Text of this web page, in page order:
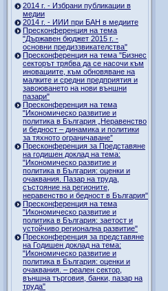
2014 г. - Избрани публикации в
медии
2014 г. - ИИИ при БАН в медиите
Пресконференция на тема
"Държавен бюджет 2015 г. -
основни предиззвикателства"
Пресконференция на тема "Бизнес
секторът трябва да се насочи към
иновациите, към обновяване на
малките и средни предприятия и
завоюването на нови външни
пазари"
Пресконференция на тема
"Икономическо развитие и
политика в България „Неравенство
и бедност – динамика и политики
за тяхното ограничаване”
Пресконференция за Представяне
на годишен доклад на тема:
"Икономическо развитие и
политика в България: оценки и
очаквания. Пазар на труда,
състояние на регионите,
неравенство и бедност в България"
Пресконференция на тема
"Икономическо развитие и
политика в България: заетост и
устойчиво регионална развитие"
Пресконференция за представяне
на Годишен доклад на тема:
"Икономическо развитие и
политика в България: оценки и
очаквания. – реален сектор,
външна търговия, банки, пазар на
труда"